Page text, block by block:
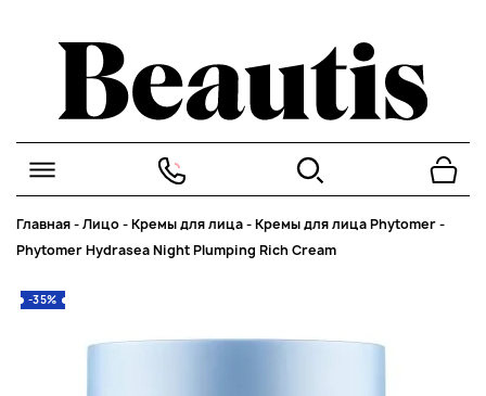
Главная-Лицо-Кремы для лица-Кремы для лица Phytomer-
Phytomer Hydrasea Night Plumping Rich Cream
-35%